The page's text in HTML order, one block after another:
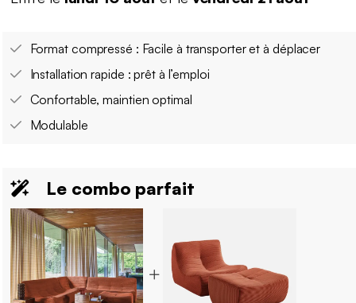
Format compressé : Facile à transporter et à déplacer
Installation rapide : prêt à l’emploi
Confortable, maintien optimal
Modulable
Le combo parfait